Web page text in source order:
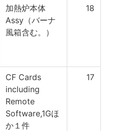
加熱炉本体
Assy（バーナ
風箱含む。）
18
CF Cards
including
Remote
Software,1Gほ
か１件
17